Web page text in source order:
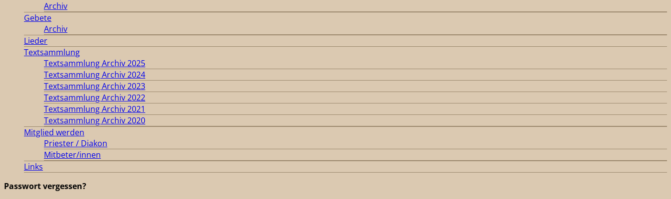
Archiv
Gebete
Archiv
Lieder
Textsammlung
Textsammlung Archiv 2025
Textsammlung Archiv 2024
Textsammlung Archiv 2023
Textsammlung Archiv 2022
Textsammlung Archiv 2021
Textsammlung Archiv 2020
Mitglied werden
Priester / Diakon
Mitbeter/innen
Links
Passwort vergessen?